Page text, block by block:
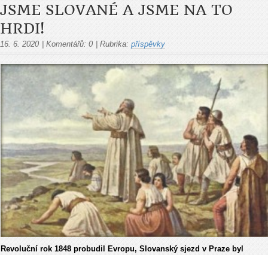
JSME SLOVANÉ A JSME NA TO
HRDI!
16. 6. 2020 Komentářů: 0 Rubrika: příspěvky
Revoluční rok 1848 probudil Evropu, Slovanský sjezd v Praze byl